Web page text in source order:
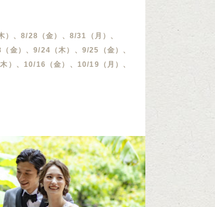
、8/28（金）、8/31（月）、
金）、9/24（木）、9/25（金）、
、10/16（金）、10/19（月）、